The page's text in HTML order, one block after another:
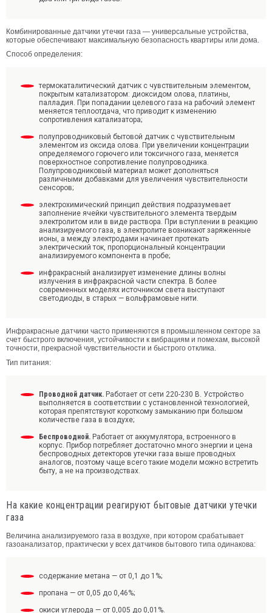
Комбинированные датчики утечки газа — универсальные устройства,
которые обеспечивают максимальную безопасность квартиры или дома.
Способ определения:
термокаталитический датчик с чувствительным элементом,
покрытым катализатором: диоксидом олова, платины,
палладия. При попадании целевого газа на рабочий элемент
меняется теплоотдача, что приводит к изменению
сопротивления катализатора;
полупроводниковый бытовой датчик с чувствительным
элементом из оксида олова. При увеличении концентрации
определяемого горючего или токсичного газа, меняется
поверхностное сопротивление полупроводника.
Полупроводниковый материал может дополняться
различными добавками для увеличения чувствительности
сенсоров;
электрохимический принцип действия подразумевает
заполнение ячейки чувствительного элемента твердым
электролитом или в виде раствора. При вступлении в реакцию
анализируемого газа, в электролите возникают заряженные
ионы, а между электродами начинает протекать
электрический ток, пропорциональный концентрации
анализируемого компонента в пробе;
инфракрасный анализирует изменение длины волны
излучения в инфракрасной части спектра. В более
современных моделях источником света выступают
светодиоды, в старых — вольфрамовые нити.
Инфракрасные датчики часто применяются в промышленном секторе за
счет быстрого включения, устойчивости к вибрациям и помехам, высокой
точности, прекрасной чувствительности и быстрого отклика.
Тип питания:
Проводной датчик. Работает от сети 220-230 В. Устройство
выполняется в соответствии с установленной технологией,
которая препятствуют короткому замыканию при большом
количестве газа в воздухе;
Беспроводной. Работает от аккумулятора, встроенного в
корпус. Прибор потребляет достаточно много энергии и цена
беспроводных детекторов утечки газа выше проводных
аналогов, поэтому чаще всего такие модели можно встретить
быту, а не на производствах.
На какие концентрации реагируют бытовые датчики утечки
газа
Величина анализируемого газа в воздухе, при котором срабатывает
газоанализатор, практически у всех датчиков бытового типа одинакова:
содержание метана — от 0,1 до 1%;
пропана — от 0,05 до 0,46%;
окиси углерода — от 0,005 до 0,01%.